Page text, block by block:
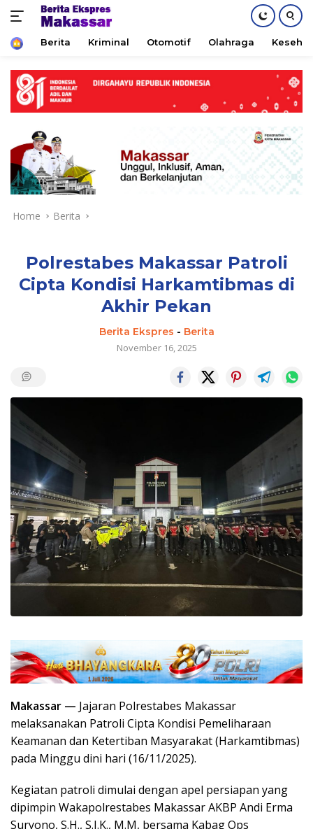
content
HomeBerita Kriminal Otomotif Olahraga
Home Berita
Polrestabes Makassar Patroli
Cipta Kondisi Harkamtibmas di
Akhir Pekan
Berita Ekspres - Berita
November 16, 2025
Makassar — Jajaran Polrestabes Makassar
melaksanakan Patroli Cipta Kondisi Pemeliharaan
Keamanan dan Ketertiban Masyarakat (Harkamtibmas)
pada Minggu dini hari (16/11/2025).
Kegiatan patroli dimulai dengan apel persiapan yang
dipimpin Wakapolrestabes Makassar AKBP Andi Erma
Suryono, S.H., S.I.K., M.M, bersama Kabag Ops